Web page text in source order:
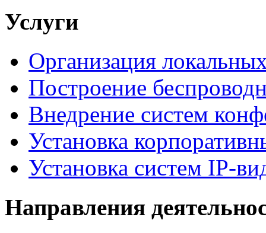
Услуги
Организация
Построение
Внедрение систем
Установка
Установка систем IP-
Направления